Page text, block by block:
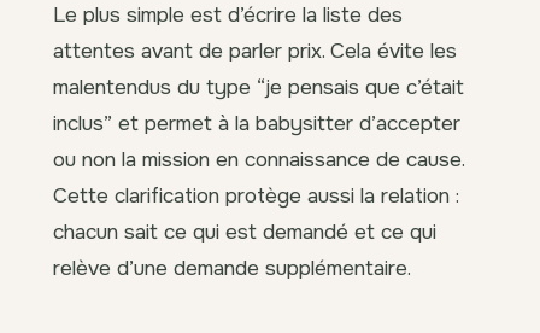
Le plus simple est d’écrire la liste des
attentes avant de parler prix. Cela évite les
malentendus du type “je pensais que c’était
inclus” et permet à la babysitter d’accepter
ou non la mission en connaissance de cause.
Cette clarification protège aussi la relation :
chacun sait ce qui est demandé et ce qui
relève d’une demande supplémentaire.